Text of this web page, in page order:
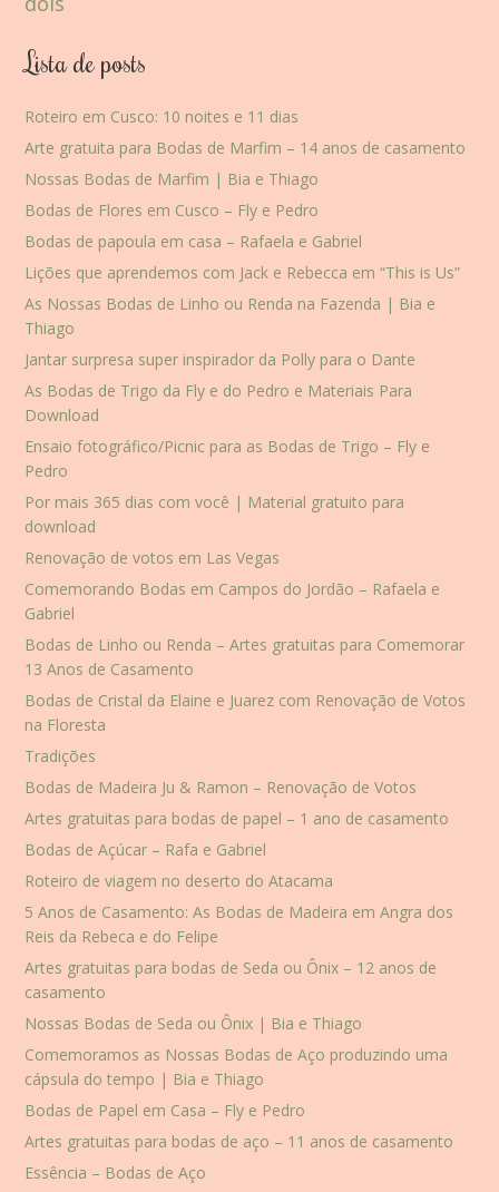
Lista de posts
Roteiro em Cusco: 10 noites e 11 dias
Arte gratuita para Bodas de Marfim – 14 anos de casamento
Nossas Bodas de Marfim | Bia e Thiago
Bodas de Flores em Cusco – Fly e Pedro
Bodas de papoula em casa – Rafaela e Gabriel
Lições que aprendemos com Jack e Rebecca em “This is Us”
As Nossas Bodas de Linho ou Renda na Fazenda | Bia e
Thiago
Jantar surpresa super inspirador da Polly para o Dante
As Bodas de Trigo da Fly e do Pedro e Materiais Para
Download
Ensaio fotográfico/Picnic para as Bodas de Trigo – Fly e
Pedro
Por mais 365 dias com você | Material gratuito para
download
Renovação de votos em Las Vegas
Comemorando Bodas em Campos do Jordão – Rafaela e
Gabriel
Bodas de Linho ou Renda – Artes gratuitas para Comemorar
13 Anos de Casamento
Bodas de Cristal da Elaine e Juarez com Renovação de Votos
na Floresta
Tradições
Bodas de Madeira Ju & Ramon – Renovação de Votos
Artes gratuitas para bodas de papel – 1 ano de casamento
Bodas de Açúcar – Rafa e Gabriel
Roteiro de viagem no deserto do Atacama
5 Anos de Casamento: As Bodas de Madeira em Angra dos
Reis da Rebeca e do Felipe
Artes gratuitas para bodas de Seda ou Ônix – 12 anos de
casamento
Nossas Bodas de Seda ou Ônix | Bia e Thiago
Comemoramos as Nossas Bodas de Aço produzindo uma
cápsula do tempo | Bia e Thiago
Bodas de Papel em Casa – Fly e Pedro
Artes gratuitas para bodas de aço – 11 anos de casamento
Essência – Bodas de Aço